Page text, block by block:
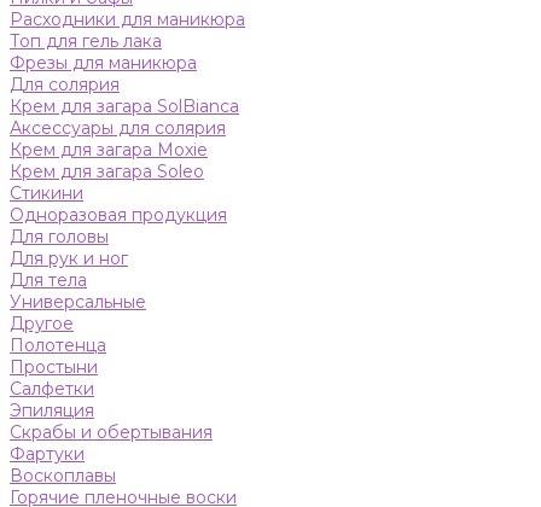
Расходники для маникюра
Топ для гель лака
Фрезы для маникюра
Для солярия
Крем для загара SolBianca
Аксессуары для солярия
Крем для загара Moxie
Крем для загара Soleo
Стикини
Одноразовая продукция
Для головы
Для рук и ног
Для тела
Универсальные
Другое
Полотенца
Простыни
Салфетки
Эпиляция
Скрабы и обертывания
Фартуки
Воскоплавы
Горячие пленочные воски